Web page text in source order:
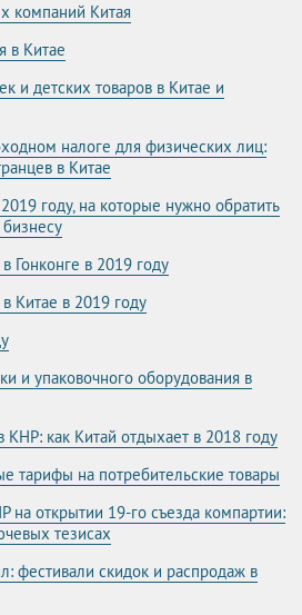
компаний Китая
в Китае
и детских товаров в Китае и
налоге для физических лиц:
в Китае
году, на которые нужно обратить
Гонконге в 2019 году
Китае в 2019 году
и упаковочного оборудования в
как Китай отдыхает в 2018 году
тарифы на потребительские товары
открытии 19-го съезда компартии:
тезисах
фестивали скидок и распродаж в